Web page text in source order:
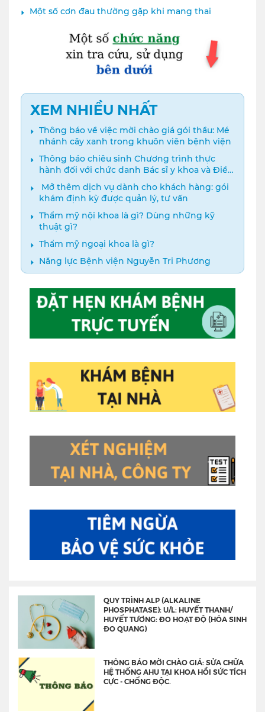
Một số cơn đau thường gặp khi mang thai
XEM NHIỀU NHẤT
Thông báo về việc mời chào giá gói thầu: Mé
nhánh cây xanh trong khuôn viên bệnh viện
Thông báo chiêu sinh Chương trình thực
hành đối với chức danh Bác sĩ y khoa và Điều
dưỡng năm 2024
️ Mở thêm dịch vụ dành cho khách hàng: gói
khám định kỳ được quản lý, tư vấn
Thẩm mỹ nội khoa là gì? Dùng những kỹ
thuật gì?
Thẩm mỹ ngoại khoa là gì?
Năng lực Bệnh viện Nguyễn Tri Phương
QUY TRÌNH ALP (ALKALINE
PHOSPHATASE): U/L: HUYẾT THANH/
HUYẾT TƯƠNG: ĐO HOẠT ĐỘ (HÓA SINH
ĐO QUANG)
THÔNG BÁO MỜI CHÀO GIÁ: SỬA CHỮA
HỆ THỐNG AHU TẠI KHOA HỒI SỨC TÍCH
CỰC - CHỐNG ĐỘC.